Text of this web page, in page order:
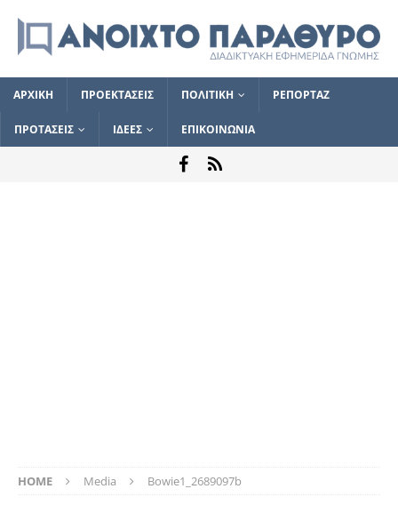
ΑΡΧΙΚΗ ΠΡΟΕΚΤΑΣΕΙΣ ΠΟΛΙΤΙΚΗ ΡΕΠΟΡΤΑΖ
ΠΡΟΤΑΣΕΙΣ ΙΔΕΕΣ ΕΠΙΚΟΙΝΩΝΙΑ
HOME Media Bowie1_2689097b